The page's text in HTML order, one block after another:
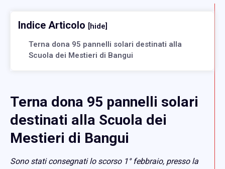
Indice Articolo [hide]
Terna dona 95 pannelli solari destinati alla
Scuola dei Mestieri di Bangui
Terna dona 95 pannelli solari
destinati alla Scuola dei
Mestieri di Bangui
Sono stati consegnati lo scorso 1° febbraio, presso la